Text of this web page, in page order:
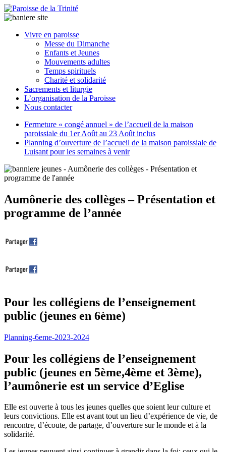
Vivre en paroisse
Messe du Dimanche
Enfants et Jeunes
Mouvements adultes
Temps spirituels
Charité et solidarité
Sacrements et liturgie
L’organisation de la Paroisse
Nous contacter
Fermeture « congé annuel » de l’accueil de la maison
paroissiale du 1er Août au 23 Août inclus
Planning d’ouverture de l’accueil de la maison paroissiale de
Luisant pour les semaines à venir
Aumônerie des collèges – Présentation et
programme de l’année
Pour les collégiens de l’enseignement
public (jeunes en 6ème)
Planning-6eme-2023-2024
Pour les collégiens de l’enseignement
public (jeunes en 5ème,4ème et 3ème),
l’aumônerie est un service d’Eglise
Elle est ouverte à tous les jeunes quelles que soient leur culture et
leurs convictions. Elle est avant tout un lieu d’expérience de vie, de
rencontre, d’écoute, de partage, d’ouverture sur le monde et à la
solidarité.